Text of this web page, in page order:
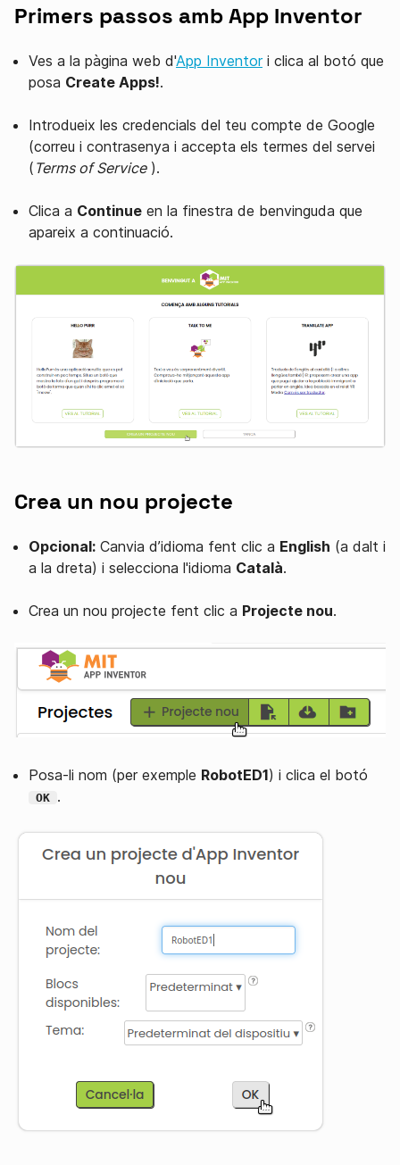
Primers passos amb App Inventor
Ves a la pàgina web d'App Inventori clica al botó que
posa Create Apps!.
Introdueix les credencials del teu compte de Google
(correu i contrasenya i accepta els termes del servei
( Terms of Service).
Clica a Continue en la finestra de benvinguda que
apareix a continuació.
Crea un nou projecte
Opcional: Canvia d’idioma fent clic a English (a dalt i
a la dreta) i selecciona l'idioma Català.
Crea un nou projecte fent clic a Projecte nou.
Posa-li nom (per exemple RobotED1) i clica el botó
OK .